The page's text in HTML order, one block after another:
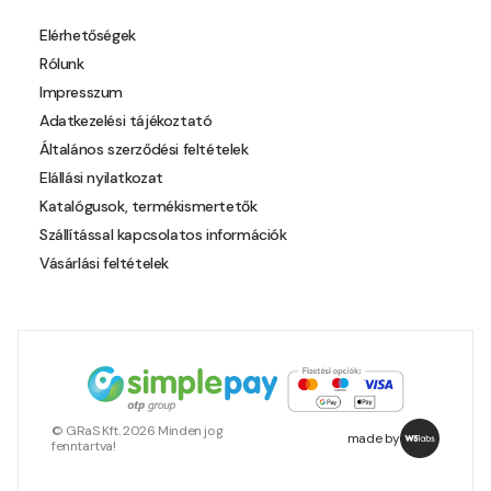
Reddish D
Elérhetőségek
Rólunk
Impresszum
Adatkezelési tájékoztató
Általános szerződési feltételek
Elállási nyilatkozat
Katalógusok, termékismertetők
Szállítással kapcsolatos információk
Vásárlási feltételek
© GRaS Kft. 2026 Minden jog
fenntartva!
made by